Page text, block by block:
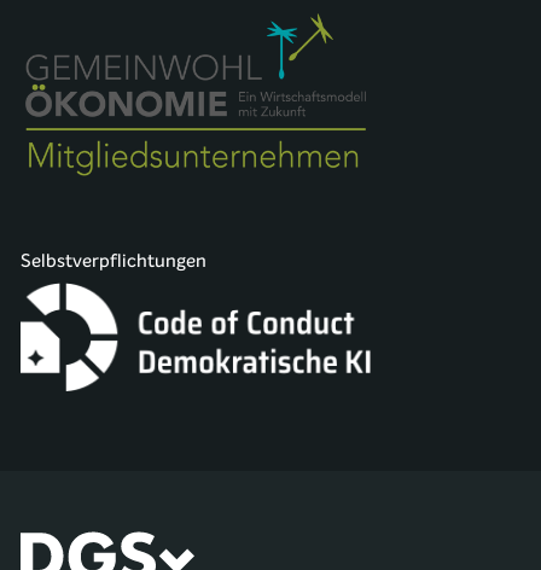
Selbstverpflichtungen